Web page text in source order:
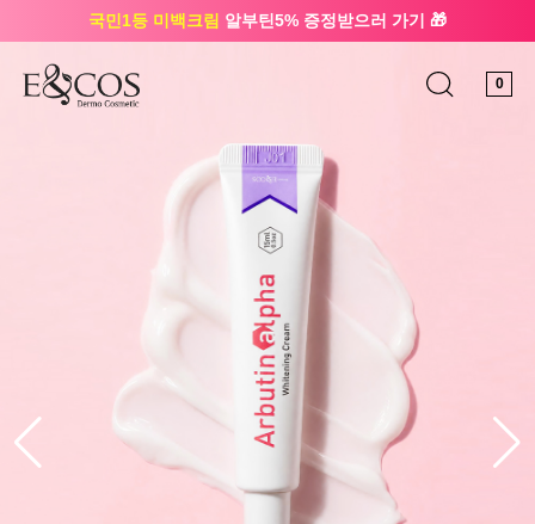
국민1등 미백크림 알부틴5% 증정받으러 가기 🎁
0